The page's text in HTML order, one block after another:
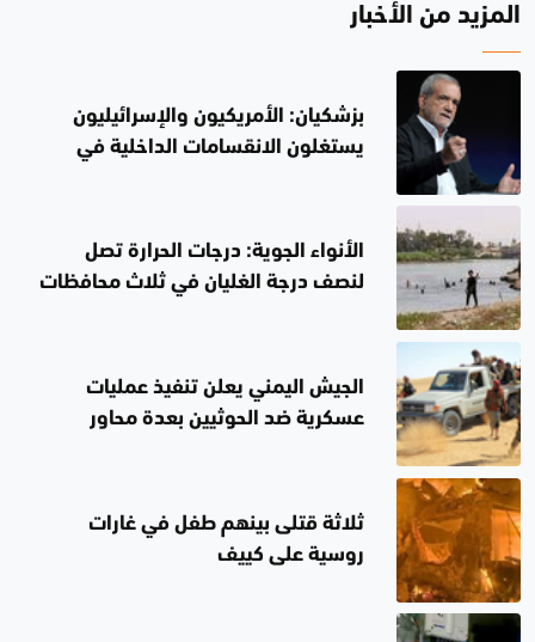
المزيد من الأخبار
بزشكيان: الأمريكيون والإسرائيليون
يستغلون الانقسامات الداخلية في
الأنواء الجوية: درجات الحرارة تصل
لنصف درجة الغليان في ثلاث محافظات
الجيش اليمني يعلن تنفيذ عمليات
عسكرية ضد الحوثيين بعدة محاور
ثلاثة قتلى بينهم طفل في غارات
روسية على كييف